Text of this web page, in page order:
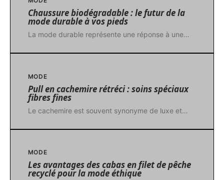
Chaussure biodégradable : le futur de la
mode durable à vos pieds
La mode durable représente une réponse à une…
MODE
Pull en cachemire rétréci : soins spéciaux
fibres fines
Le cachemire est souvent synonyme de luxe et…
MODE
Les avantages des cabas en filet de pêche
recyclé pour la mode éthique